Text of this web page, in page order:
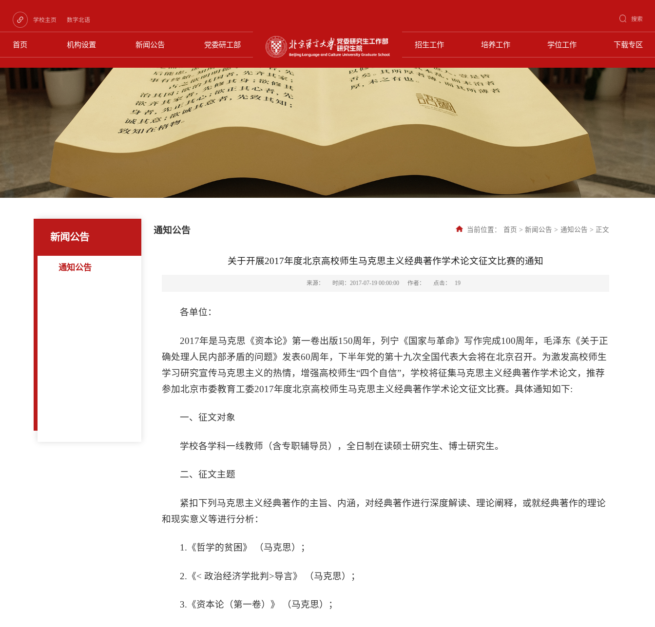
学校主页 数字北语
首页 机构设置 新闻公告 党委研工部
搜索
招生工作 培养工作 学位工作 下载专区
新闻公告
通知公告
通知公告 当前位置： 首页 > 新闻公告 > 通知公告 > 正文
关于开展2017年度北京高校师生马克思主义经典著作学术论文征文比赛的通知
来源： 时间：2017-07-19 00:00:00 作者： 点击： 19
各单位：
2017年是马克思《资本论》第一卷出版150周年，列宁《国家与革命》写作完成100周年，毛泽东《关于正
确处理人民内部矛盾的问题》发表60周年，下半年党的第十九次全国代表大会将在北京召开。为激发高校师生
学习研究宣传马克思主义的热情，增强高校师生“四个自信”，学校将征集马克思主义经典著作学术论文，推荐
参加北京市委教育工委2017年度北京高校师生马克思主义经典著作学术论文征文比赛。具体通知如下:
一、征文对象
学校各学科一线教师（含专职辅导员），全日制在读硕士研究生、博士研究生。
二、征文主题
紧扣下列马克思主义经典著作的主旨、内涵，对经典著作进行深度解读、理论阐释，或就经典著作的理论
和现实意义等进行分析：
1.《哲学的贫困》 （马克思）；
2.《< 政治经济学批判>导言》 （马克思）；
3.《资本论（第一卷）》 （马克思）；